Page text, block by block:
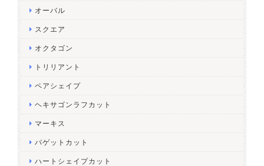
オーバル
スクエア
オクタゴン
トリリアント
ペアシェイプ
ヘキサゴンラフカット
マーキス
バゲットカット
ハートシェイプカット